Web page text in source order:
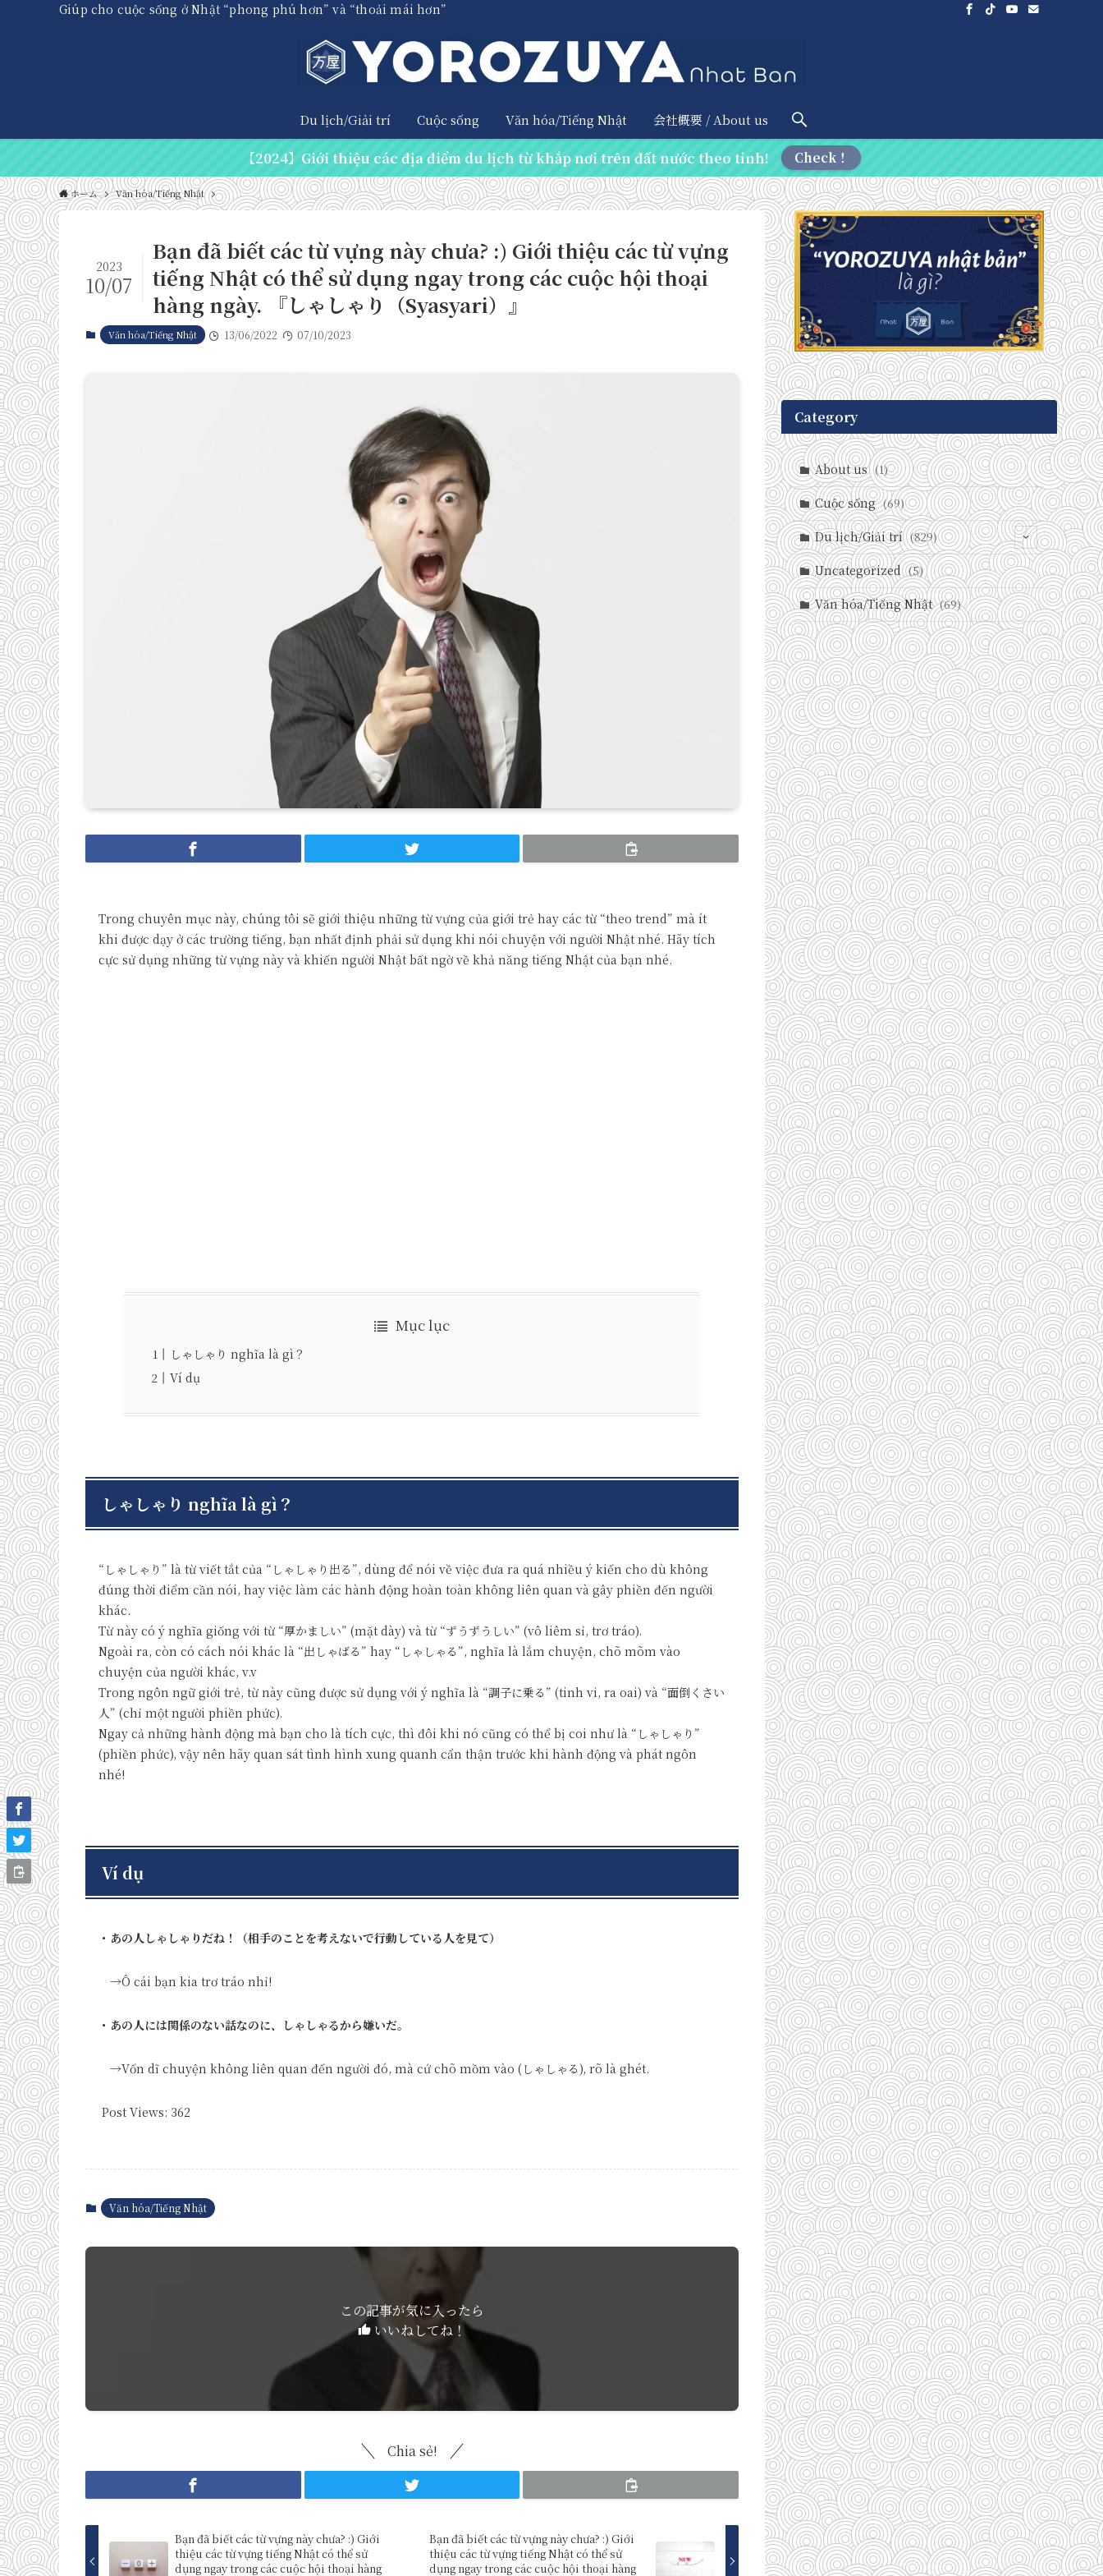
Giúp cho cuộc sống ở Nhật “phong phú hơn” và “thoải mái hơn”
Du lịch/Giải trí Cuộc sống Văn hóa/Tiếng Nhật 会社概要 / About us
【2024】Giới thiệu các địa điểm du lịch từ khắp nơi trên đất nước theo tỉnh! Check！
ホーム Văn hóa/Tiếng Nhật
Bạn đã biết các từ vựng này chưa? :) Giới thiệu các từ vựng
tiếng Nhật có thể sử dụng ngay trong các cuộc hội thoại
hàng ngày. 『しゃしゃり（Syasyari）』
2023
10/07
Văn hóa/Tiếng Nhật 13/06/2022 07/10/2023
Trong chuyên mục này, chúng tôi sẽ giới thiệu những từ vựng của giới trẻ hay các từ “theo trend” mà ít
khi được dạy ở các trường tiếng, bạn nhất định phải sử dụng khi nói chuyện với người Nhật nhé. Hãy tích
cực sử dụng những từ vựng này và khiến người Nhật bất ngờ về khả năng tiếng Nhật của bạn nhé.
Mục lục
しゃしゃり nghĩa là gì？
Ví dụ
しゃしゃり nghĩa là gì？
“しゃしゃり” là từ viết tắt của “しゃしゃり出る”, dùng để nói về việc đưa ra quá nhiều ý kiến cho dù không
đúng thời điểm cần nói, hay việc làm các hành động hoàn toàn không liên quan và gây phiền đến người
khác.
Từ này có ý nghĩa giống với từ “厚かましい” (mặt dày) và từ “ずうずうしい” (vô liêm sỉ, trơ tráo).
Ngoài ra, còn có cách nói khác là “出しゃばる” hay “しゃしゃる”, nghĩa là lắm chuyện, chõ mõm vào
chuyện của người khác, v.v
Trong ngôn ngữ giới trẻ, từ này cũng được sử dụng với ý nghĩa là “調子に乗る” (tinh vi, ra oai) và “面倒くさい
人” (chỉ một người phiền phức).
Ngay cả những hành động mà bạn cho là tích cực, thì đôi khi nó cũng có thể bị coi như là “しゃしゃり”
(phiền phức), vậy nên hãy quan sát tình hình xung quanh cẩn thận trước khi hành động và phát ngôn
nhé!
Ví dụ
・あの人しゃしゃりだね！（相手のことを考えないで行動している人を見て）
→Ô cái bạn kia trơ tráo nhỉ!
・あの人には関係のない話なのに、しゃしゃるから嫌いだ。
→Vốn dĩ chuyện không liên quan đến người đó, mà cứ chõ mồm vào (しゃしゃる), rõ là ghét.
Post Views: 362
Văn hóa/Tiếng Nhật
この記事が気に入ったら
いいねしてね！
Chia sẻ!
Bạn đã biết các từ vựng này chưa? :) Giới
thiệu các từ vựng tiếng Nhật có thể sử
dụng ngay trong các cuộc hội thoại hàng
Bạn đã biết các từ vựng này chưa? :) Giới
thiệu các từ vựng tiếng Nhật có thể sử
dụng ngay trong các cuộc hội thoại hàng
Category
About us (1)
Cuộc sống (69)
Du lịch/Giải trí (829)
(146)
(71)
(237)
(588)
(29)
(27)
(110)
(185)
(29)
(128)
(33)
(33)
(35)
(58)
(95)
(83)
(39)
Uncategorized (5)
Văn hóa/Tiếng Nhật (69)